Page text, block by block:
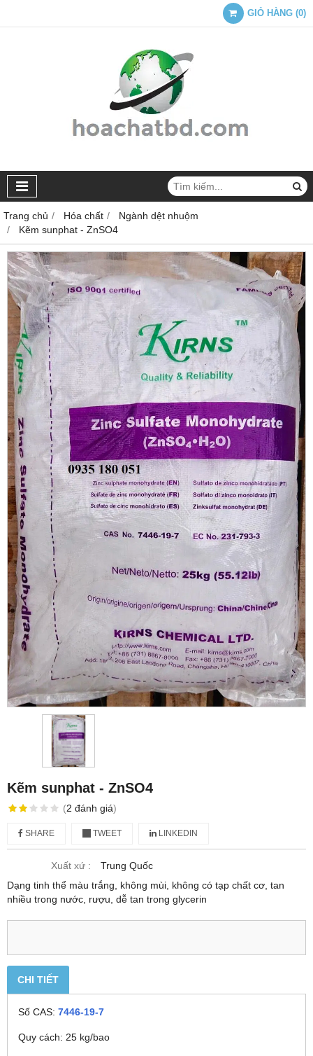
GIỎ HÀNG (0)
Trang chủ Hóa chất
Ngành dệt nhuộm
Kẽm sunphat - ZnSO4
Kẽm sunphat - ZnSO4
(2 đánh giá)
SHARE TWEET LINKEDIN
Xuất xứ :
Trung Quốc
Dạng tinh thể màu trắng, không mùi, không có tạp chất cơ, tan
nhiều trong nước, rượu, dễ tan trong glycerin
CHI TIẾT
Số CAS: 7446-19-7
Quy cách: 25 kg/bao